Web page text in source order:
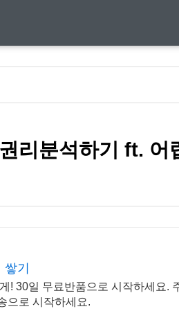
리분석하기 ft. 어
기
! 30일 무료반품으로 시작하세요.
으로 시작하세요.